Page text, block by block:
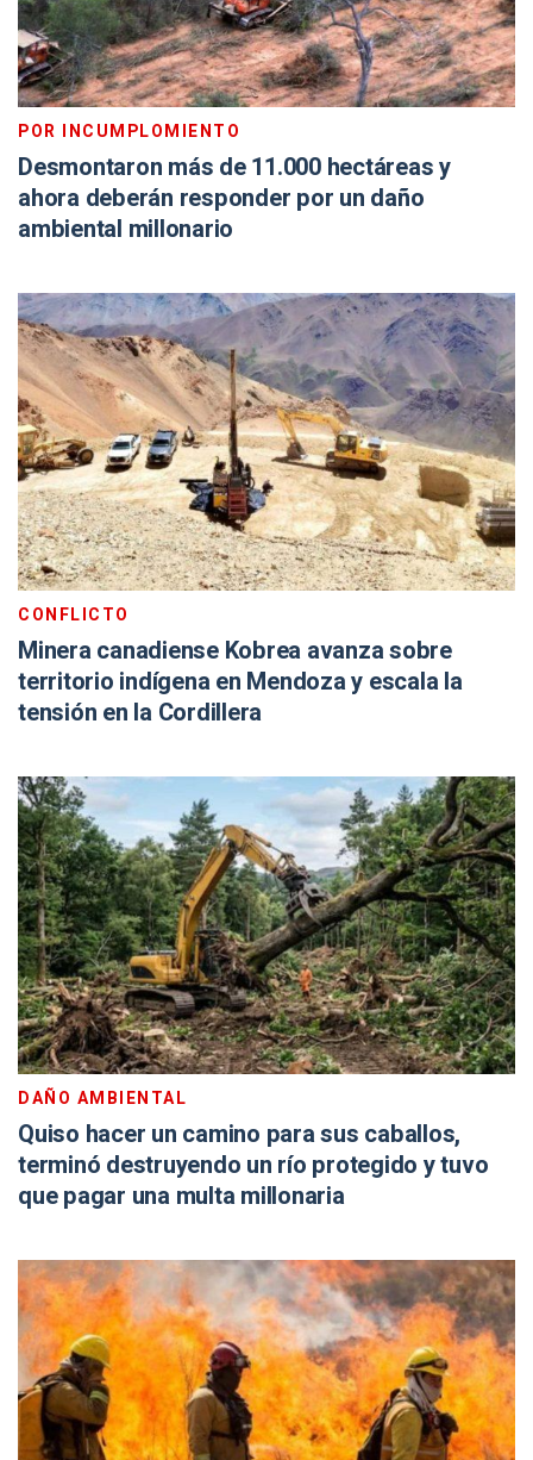
POR INCUMPLOMIENTO
Desmontaron más de 11.000 hectáreas y
ahora deberán responder por un daño
ambiental millonario
CONFLICTO
Minera canadiense Kobrea avanza sobre
territorio indígena en Mendoza y escala la
tensión en la Cordillera
DAÑO AMBIENTAL
Quiso hacer un camino para sus caballos,
terminó destruyendo un río protegido y tuvo
que pagar una multa millonaria